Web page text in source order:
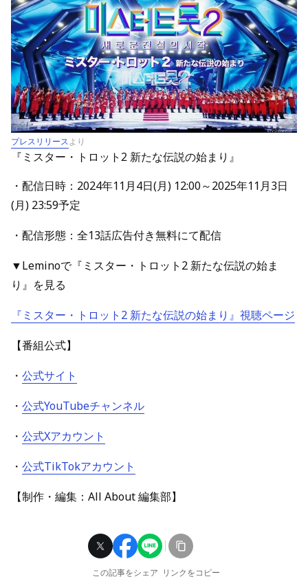
プレスリリースより
『ミスター・トロット2 新たな伝説の始まり』
・配信日時：2024年11月4日(月) 12:00～2025年11月3日
(月) 23:59予定
・配信形態：全13話広告付き無料にて配信
▼Leminoで『ミスター・トロット2 新たな伝説の始ま
り』を見る
『ミスター・トロット2 新たな伝説の始まり』視聴ページ
【番組公式】
・ 公式サイト
・ 公式YouTubeチャンネル
・ 公式Xアカウント
・ 公式TikTokアカウント
【制作・編集：All About 編集部】
この記事をシェア リンクをコピー